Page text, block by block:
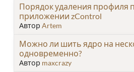
Порядок удаления профиля
приложении zControl
Автор Artem
Можно ли шить ядро на
одновременно?
Автор maxcrazy